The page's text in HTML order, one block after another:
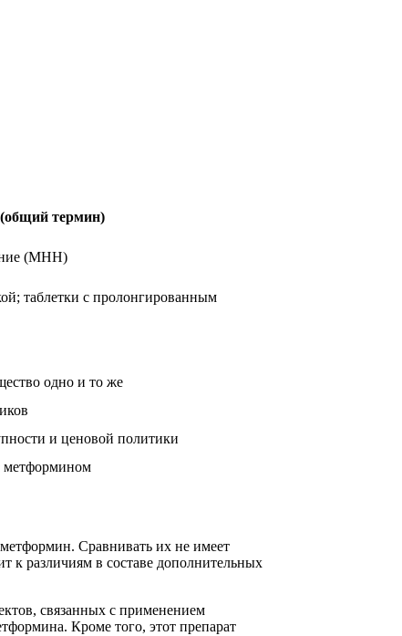
термин)
(МНН)
таблетки с пролонгированным
одно и то же
и ценовой политики
метформином
Сравнивать их не имеет
к различиям в составе дополнительных
связанных с применением
Кроме того, этот препарат